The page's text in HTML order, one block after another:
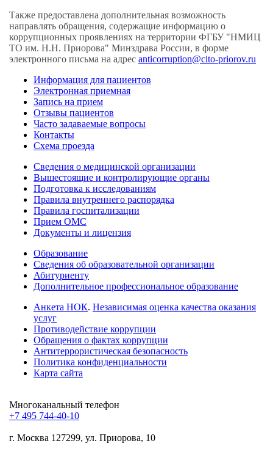
Также предоставлена дополнительная возможность
направлять обращения, содержащие информацию о
коррупционных проявлениях на территории ФГБУ "НМИЦ
ТО им. Н.Н. Приорова" Минздрава России, в форме
электронного письма на адрес anticorruption@cito-priorov.ru
Информация для пациентов
Электронная приемная
Запись на прием
Отзывы пациентов
Часто задаваемые вопросы
Контакты
Схема проезда
Сведения о медицинской организации
Вышестоящие и контролирующие органы
Подготовка к исследованиям
Правила внутреннего распорядка
Правила госпитализации
Прием ОМС
Документы и лицензия
Образование
Сведения об образовательной организации
Абитуриенту
Дополнительное профессиональное образование
Анкета НОК. Независимая оценка качества оказания
услуг
Противодействие коррупции
Обращения о фактах коррупции
Антитеррористическая безопасность
Политика конфиденциальности
Карта сайта
Многоканальный телефон
+7 495 744-40-10
г. Москва 127299, ул. Приорова, 10